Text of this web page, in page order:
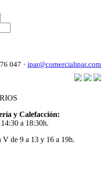
047 · ipar@comercialipar.com
y Calefacción:
a 18:30h.
V de 9 a 13 y 16 a 19h.